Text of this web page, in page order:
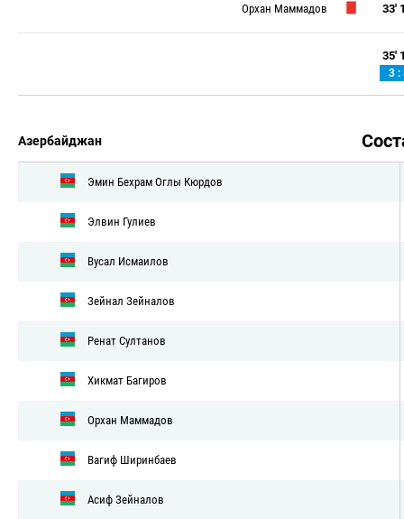
Орхан Маммадов 33'
35'
3 :
Азербайджан
Эмин Бехрам Оглы Кюрдов
Элвин Гулиев
Вусал Исмаилов
Зейнал Зейналов
Ренат Султанов
Хикмат Багиров
Орхан Маммадов
Вагиф Ширинбаев
Асиф Зейналов